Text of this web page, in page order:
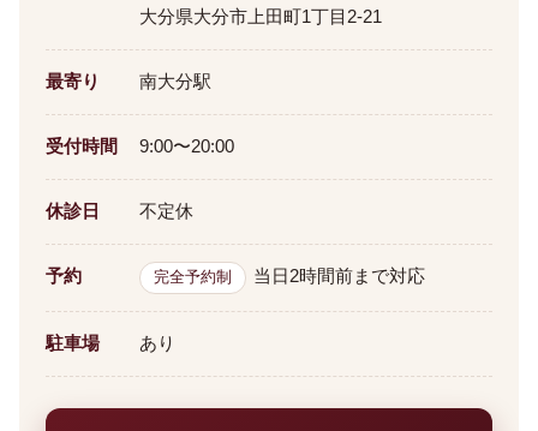
大分県大分市上田町1丁目2-21
最寄り 南大分駅
受付時間 9:00〜20:00
休診日 不定休
予約 完全予約制 当日2時間前まで対応
駐車場 あり